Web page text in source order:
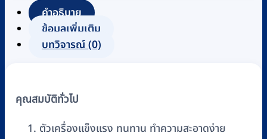
พกพา
Yuwell
แบตเตอรี่)
ชิ้น
คำอธิบาย
ข้อมูลเพิ่มเติม
บทวิจารณ์ (0)
คุณสมบัติทั่วไป
ตัวเครื่องแข็งแรง ทนทาน ทำความสะอาดง่าย